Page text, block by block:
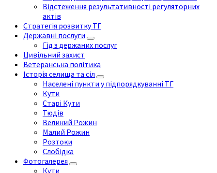
Відстеження результативності регуляторних
актів
Стратегія розвитку ТГ
Державні послуги
Гід з держаних послуг
Цивільний захист
Ветеранська політика
Історія селища та сіл
Населені пункти у підпорядкуванні ТГ
Кути
Старі Кути
Тюдів
Великий Рожин
Малий Рожин
Розтоки
Слобідка
Фотогалерея
Кути